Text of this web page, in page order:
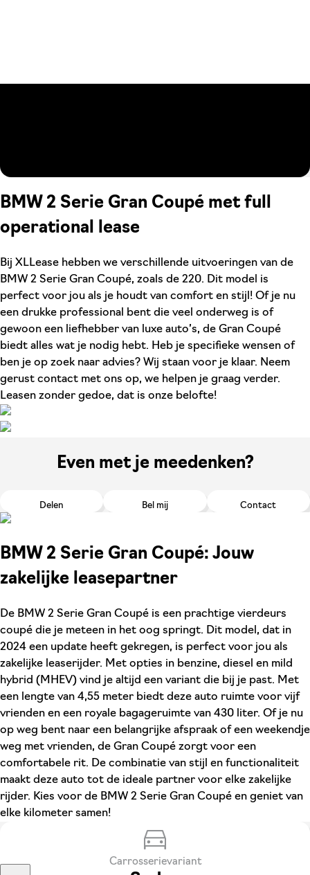
BMW 2 Serie Gran Coupé met full
operational lease
Bij XLLease hebben we verschillende uitvoeringen van de
BMW 2 Serie Gran Coupé, zoals de 220. Dit model is
perfect voor jou als je houdt van comfort en stijl! Of je nu
een drukke professional bent die veel onderweg is of
gewoon een liefhebber van luxe auto’s, de Gran Coupé
biedt alles wat je nodig hebt. Heb je specifieke wensen of
ben je op zoek naar advies? Wij staan voor je klaar. Neem
gerust contact met ons op, we helpen je graag verder.
Leasen zonder gedoe, dat is onze belofte!
Even met je meedenken?
Delen Bel mij Contact
BMW 2 Serie Gran Coupé: Jouw
zakelijke leasepartner
De BMW 2 Serie Gran Coupé is een prachtige vierdeurs
coupé die je meteen in het oog springt. Dit model, dat in
2024 een update heeft gekregen, is perfect voor jou als
zakelijke leaserijder. Met opties in benzine, diesel en mild
hybrid (MHEV) vind je altijd een variant die bij je past. Met
een lengte van 4,55 meter biedt deze auto ruimte voor vijf
vrienden en een royale bagageruimte van 430 liter. Of je nu
op weg bent naar een belangrijke afspraak of een weekendje
weg met vrienden, de Gran Coupé zorgt voor een
comfortabele rit. De combinatie van stijl en functionaliteit
maakt deze auto tot de ideale partner voor elke zakelijke
rijder. Kies voor de BMW 2 Serie Gran Coupé en geniet van
elke kilometer samen!
Carrosserievariant